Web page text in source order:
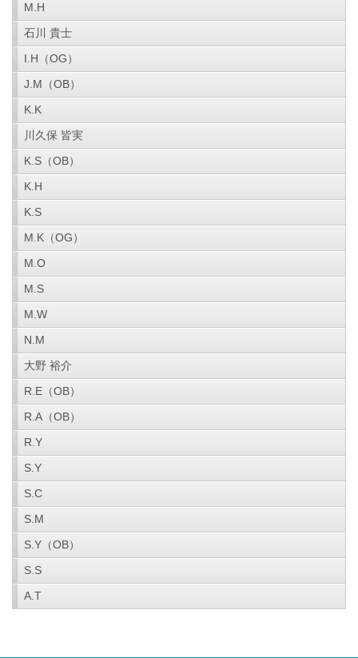
M.H
石川 貴士
I.H（OG）
J.M（OB）
K.K
川久保 皆実
K.S（OB）
K.H
K.S
M.K（OG）
M.O
M.S
M.W
N.M
大野 裕介
R.E（OB）
R.A（OB）
R.Y
S.Y
S.C
S.M
S.Y（OB）
S.S
A.T